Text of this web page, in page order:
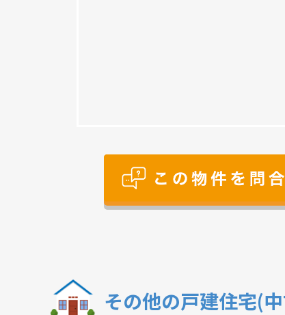
その他の戸建住宅(